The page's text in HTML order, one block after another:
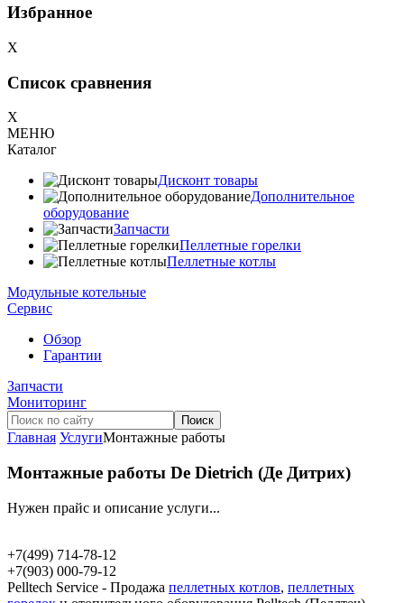
Избранное
X
Список сравнения
X
МЕНЮ
Каталог
Дисконт товары
Дополнительное
оборудование
Запчасти
Пеллетные горелки
Пеллетные котлы
Модульные котельные
Сервис
Обзор
Гарантии
Запчасти
Мониторинг
Главная УслугиМонтажные работы
Монтажные работы De Dietrich (Де Дитрих)
Нужен прайс и описание услуги...
+7(499) 714-78-12
+7(903) 000-79-12
Pelltech Service - Продажа пеллетных котлов, пеллетных